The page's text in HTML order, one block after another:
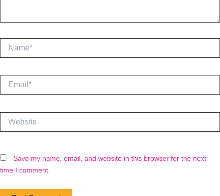
Email*
Save my name, email, and website in this browser for the next
time I comment.